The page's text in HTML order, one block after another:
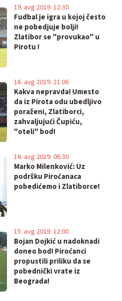
Fudbal je igra u kojoj često
ne pobedjuje bolji!
Zlatibor se "provukao" u
Pirotu !
19. avg 2019. 12:30
Kakva nepravda! Umesto
da iz Pirota odu ubedljivo
poraženi, Zlatiborci,
zahvaljujući Čupiću,
"oteli" bod!
18. avg 2019. 21:06
Marko Milenković: Uz
podršku Piroćanaca
pobedićemo i Zlatiborce!
16. avg 2019. 06:30
Bojan Dojkić u nadoknadi
doneo bod! Piroćanci
propustili priliku da se
pobednički vrate iz
Beograda!
15. avg 2019. 12:00